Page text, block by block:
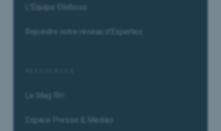
L'Équipe Elleboss
Rejoindre notre réseau d'Expertes
Le Mag RH
Espace Presse & Médias